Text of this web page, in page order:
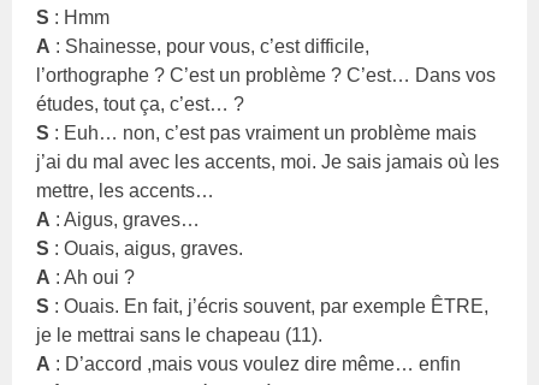
S : Hmm
A : Shainesse, pour vous, c’est difficile,
l’orthographe ? C’est un problème ? C’est… Dans vos
études, tout ça, c’est… ?
S : Euh… non, c’est pas vraiment un problème mais
j’ai du mal avec les accents, moi. Je sais jamais où les
mettre, les accents…
A : Aigus, graves…
S : Ouais, aigus, graves.
A : Ah oui ?
S : Ouais. En fait, j’écris souvent, par exemple ÊTRE,
je le mettrai sans le chapeau (11).
A : D’accord ,mais vous voulez dire même… enfin